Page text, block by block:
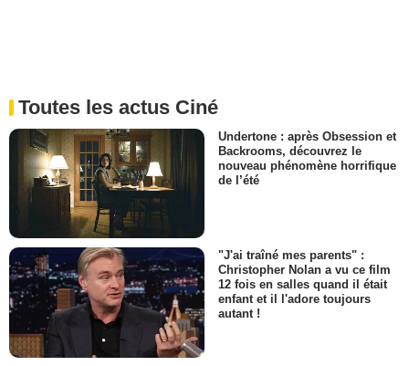
Toutes les actus Ciné
Undertone : après Obsession et
Backrooms, découvrez le
nouveau phénomène horrifique
de l’été
"J'ai traîné mes parents" :
Christopher Nolan a vu ce film
12 fois en salles quand il était
enfant et il l'adore toujours
autant !